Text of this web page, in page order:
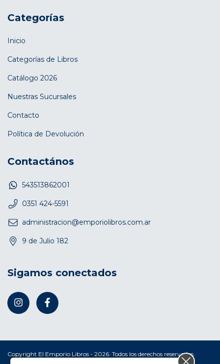
Categorías
Inicio
Categorías de Libros
Catálogo 2026
Nuestras Sucursales
Contacto
Política de Devolución
Contactános
543513862001
0351 424-5591
administracion@emporiolibros.com.ar
9 de Julio 182
Sigamos conectados
Copyright El Emporio Libros - 2026. Todos los derechos reservados.